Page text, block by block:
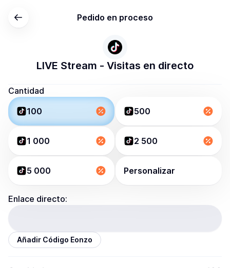
Pedido en proceso
LIVE Stream - Visitas en directo
Cantidad
100
500
1 000 2 500
5 000 Personalizar
Enlace directo:
Añadir Código Eonzo